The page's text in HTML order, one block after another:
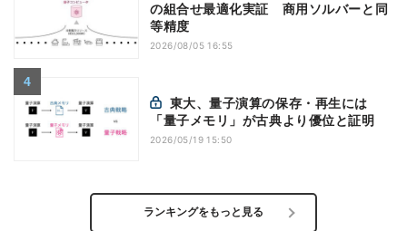
の組合せ最適化実証 商用ソルバーと同
等精度
2026/08/05 16:55
「量子メモリ」が古典より優位と証明
2026/05/19 15:50
ランキングをもっと見る